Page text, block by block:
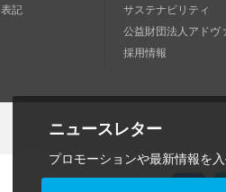
ニュースレター
プロモーションや最新情報を
記
サステナビリティ
公益財団法人アドヴ
採用情報